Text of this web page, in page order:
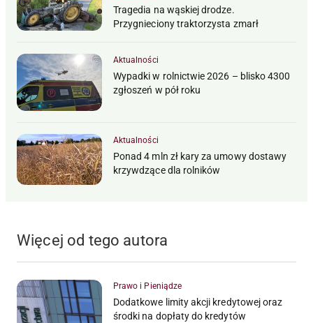
Tragedia na wąskiej drodze.
Przygnieciony traktorzysta zmarł
Aktualności
Wypadki w rolnictwie 2026 – blisko 4300
zgłoszeń w pół roku
Aktualności
Ponad 4 mln zł kary za umowy dostawy
krzywdzące dla rolników
Więcej od tego autora
Prawo i Pieniądze
Dodatkowe limity akcji kredytowej oraz
środki na dopłaty do kredytów